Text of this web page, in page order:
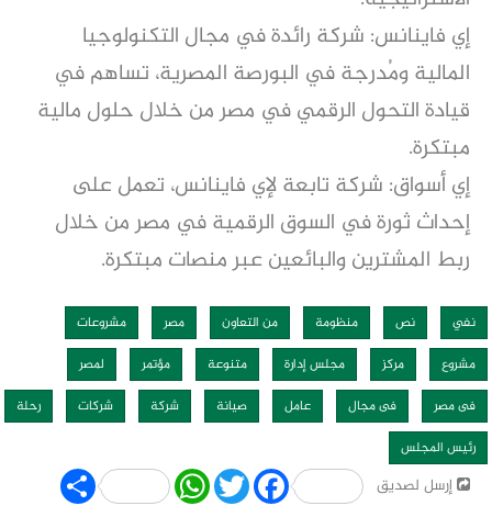
إي فاينانس: شركة رائدة في مجال التكنولوجيا
المالية ومُدرجة في البورصة المصرية، تساهم في
قيادة التحول الرقمي في مصر من خلال حلول مالية
مبتكرة.
إي أسواق: شركة تابعة لإي فاينانس، تعمل على
إحداث ثورة في السوق الرقمية في مصر من خلال
ربط المشترين والبائعين عبر منصات مبتكرة.
نفي نص منظومة من التعاون مصر
مشروعات
مشروع
مركز مجلس إدارة متنوعة مؤتمر
لمصر
فى مصر
فى مجال عامل صيانة شركة شركات
رحلة
رئيس المجلس
إرسل لصديق Share WhatsApp
Twitter Facebook